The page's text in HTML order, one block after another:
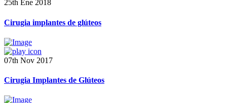
25th Ene 2018
Cirugia implantes de glúteos
07th Nov 2017
Cirugia Implantes de Glúteos